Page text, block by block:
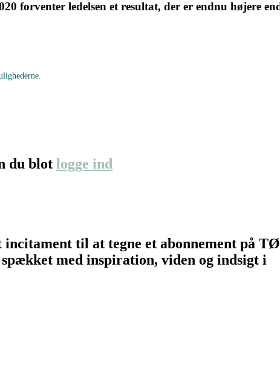
forventer ledelsen et resultat, der er endnu højere
du blot logge ind
incitament til at tegne et abonnement på
med inspiration, viden og indsigt i